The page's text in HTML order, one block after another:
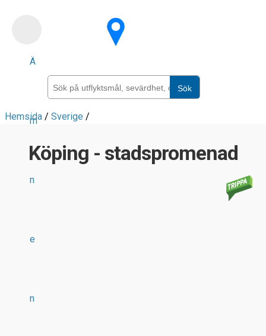
Ä
m
n
e
n
Sök
Hemsida / Sverige /
Köping - stadspromenad